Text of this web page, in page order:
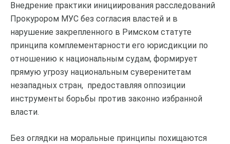
Внедрение практики инициирования расследований
Прокурором МУС без согласия властей и в
нарушение закрепленного в Римском статуте
принципа комплементарности его юрисдикции по
отношению к национальным судам, формирует
прямую угрозу национальным суверенитетам
незападных стран, предоставляя оппозиции
инструменты борьбы против законно избранной
власти.
Без оглядки на моральные принципы похищаются